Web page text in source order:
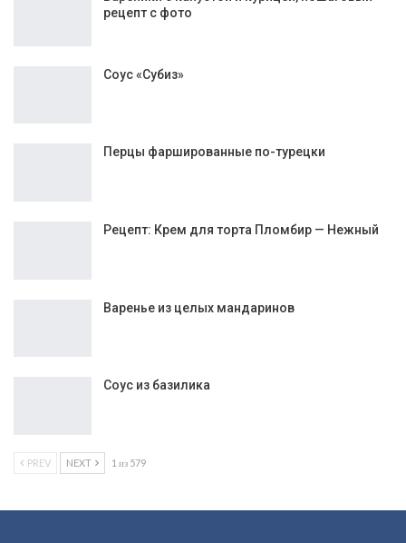
рецепт с фото
Соус «Субиз»
Перцы фаршированные по-турецки
Рецепт: Крем для торта Пломбир — Нежный
Варенье из целых мандаринов
Соус из базилика
PREV NEXT 1 из 579